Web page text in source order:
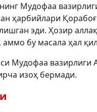
Мудофаа
ҳарбийлари
эди. Ҳозир
аммо бу масала ҳал
Мудофаа вазирлиги
изоҳ бермади.